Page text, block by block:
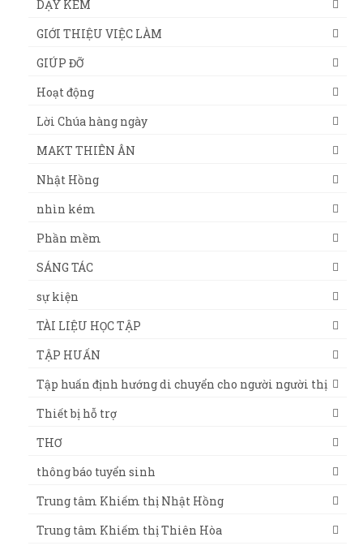
DẠY KÈM
GIỚI THIỆU VIỆC LÀM
GIÚP ĐỠ
Hoạt động
Lời Chúa hàng ngày
MAKT THIÊN ÂN
Nhật Hồng
nhìn kém
Phần mềm
SÁNG TÁC
sự kiện
TÀI LIỆU HỌC TẬP
TẬP HUẤN
Tập huấn định hướng di chuyển cho người người thị
Thiết bị hỗ trợ
THƠ
thông báo tuyển sinh
Trung tâm Khiếm thị Nhật Hồng
Trung tâm Khiếm thị Thiên Hòa